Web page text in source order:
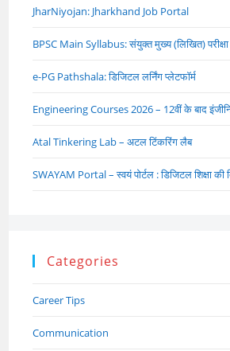
JharNiyojan: Jharkhand Job Portal
BPSC Main Syllabus: संयुक्त मुख्य (लिखित) परीक्षा
e-PG Pathshala: डिजिटल लर्निंग प्लेटफॉर्म
Engineering Courses 2026 – 12वीं के बाद
Atal Tinkering Lab – अटल टिंकरिंग लैब
SWAYAM Portal – स्वयं पोर्टल : डिजिटल शिक्षा की
Categories
Career Tips
Communication